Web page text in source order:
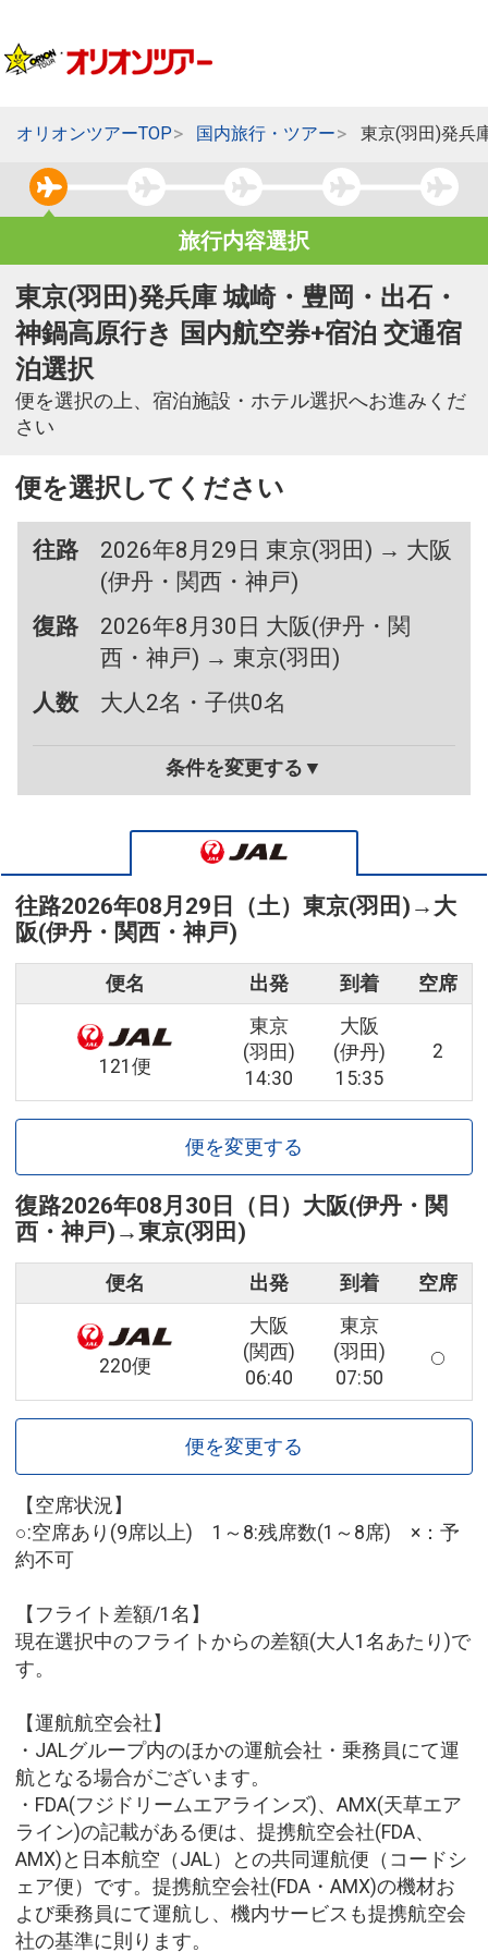
オリオンツアーTOP 国内旅行・ツアー 東京(羽田)発兵
旅行内容選択
東京(羽田)発兵庫 城崎・豊岡・出石・
神鍋高原行き 国内航空券+宿泊 交通宿
泊選択
便を選択の上、宿泊施設・ホテル選択へお進みくだ
さい
便を選択してください
往路
2026年8月29日 東京(羽田) → 大阪
(伊丹・関西・神戸)
復路
2026年8月30日 大阪(伊丹・関
西・神戸) → 東京(羽田)
人数
大人2名・子供0名
条件を変更する▼
往路2026年08月29日（土） 東京(羽田) → 大
阪(伊丹・関西・神戸)
便名 出発 到着 空席
121便
東京
(羽田)
14:30
大阪
(伊丹)
15:35
2
便を変更する
復路2026年08月30日（日） 大阪(伊丹・関
西・神戸) →東京(羽田)
便名 出発 到着 空席
220便
大阪
(関西)
06:40
東京
(羽田)
07:50
便を変更する
【空席状況】
○:空席あり(9席以上) 1～8:残席数(1～8席) ×：予
約不可
【フライト差額/1名】
現在選択中のフライトからの差額(大人1名あたり)で
す。
【運航航空会社】
・JALグループ内のほかの運航会社・乗務員にて運
航となる場合がございます。
・FDA(フジドリームエアラインズ)、AMX(天草エア
ライン)の記載がある便は、提携航空会社(FDA、
AMX)と日本航空（JAL）との共同運航便（コードシ
ェア便）です。提携航空会社(FDA・AMX)の機材お
よび乗務員にて運航し、機内サービスも提携航空会
社の基準に則ります。